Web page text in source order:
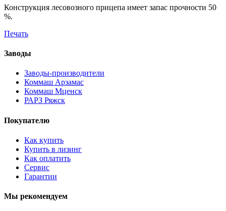
Конструкция лесовозного прицепа имеет запас прочности 50
%.
Печать
Заводы
Заводы-производители
Коммаш Арзамас
Коммаш Мценск
РАРЗ Ряжск
Покупателю
Как купить
Купить в лизинг
Как оплатить
Сервис
Гарантии
Мы рекомендуем